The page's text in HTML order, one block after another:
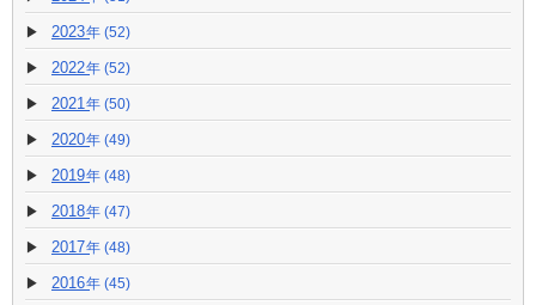
2023 (52)
2022 (52)
2021 (50)
2020 (49)
2019 (48)
2018 (47)
2017 (48)
2016 (45)